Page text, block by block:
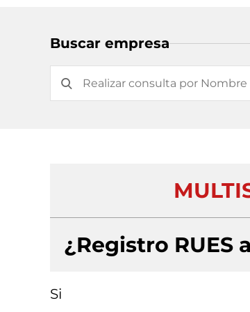
Buscar empresa
¿Registro RUES
Si